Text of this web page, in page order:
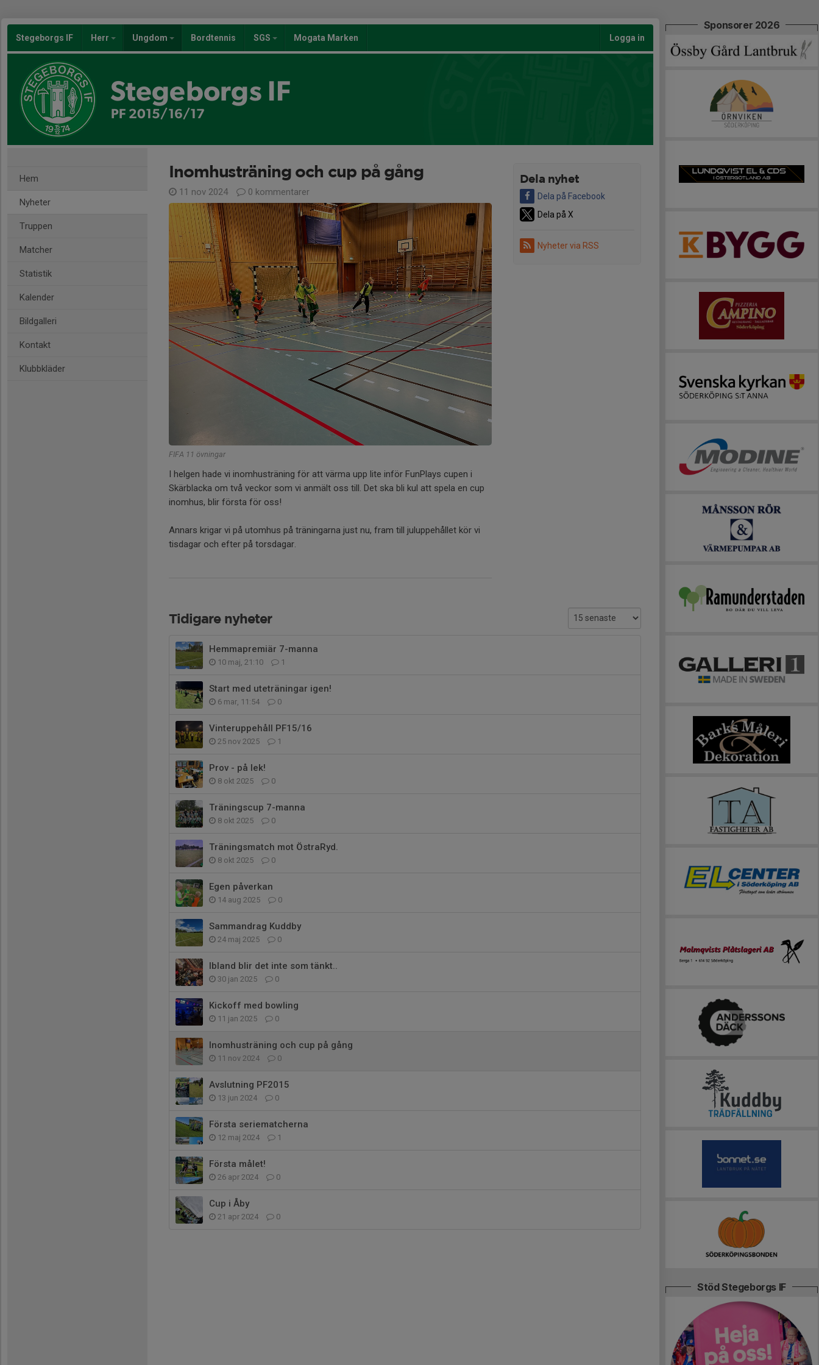
Stegeborgs IF Herr Ungdom Bordtennis SGS Mogata Marken Logga in
Stegeborgs IF
PF 2015/16/17
Hem
Nyheter
Truppen
Matcher
Statistik
Kalender
Bildgalleri
Kontakt
Klubbkläder
Dela nyhet
Dela på Facebook
Dela på X
Nyheter via RSS
Inomhusträning och cup på gång
11 nov 2024 0 kommentarer
FIFA 11 övningar
I helgen hade vi inomhusträning för att värma upp lite inför FunPlays cupen i
Skärblacka om två veckor som vi anmält oss till. Det ska bli kul att spela en cup
inomhus, blir första för oss!
Annars krigar vi på utomhus på träningarna just nu, fram till juluppehållet kör vi
tisdagar och efter på torsdagar.
Tidigare nyheter
Hemmapremiär 7-manna
10 maj, 21:10 1
Start med uteträningar igen!
6 mar, 11:54 0
Vinteruppehåll PF15/16
25 nov 2025 1
Prov - på lek!
8 okt 2025 0
Träningscup 7-manna
8 okt 2025 0
Träningsmatch mot ÖstraRyd.
8 okt 2025 0
Egen påverkan
14 aug 2025 0
Sammandrag Kuddby
24 maj 2025 0
Ibland blir det inte som tänkt..
30 jan 2025 0
Kickoff med bowling
11 jan 2025 0
Inomhusträning och cup på gång
11 nov 2024 0
Avslutning PF2015
13 jun 2024 0
Första seriematcherna
12 maj 2024 1
Första målet!
26 apr 2024 0
Cup i Åby
21 apr 2024 0
Sponsorer 2026
Stöd Stegeborgs IF